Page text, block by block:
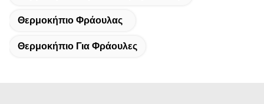
Θερμοκήπιο Φράουλας
Θερμοκήπιο Για Φράουλες